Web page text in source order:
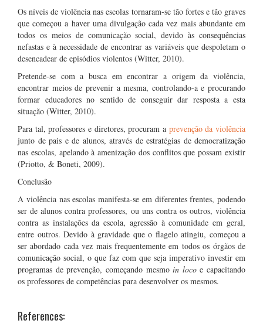
Os níveis de violência nas escolas tornaram-se tão fortes e tão graves
que começou a haver uma divulgação cada vez mais abundante em
todos os meios de comunicação social, devido às consequências
nefastas e à necessidade de encontrar as variáveis que despoletam o
desencadear de episódios violentos (Witter, 2010).
Pretende-se com a busca em encontrar a origem da violência,
encontrar meios de prevenir a mesma, controlando-a e procurando
formar educadores no sentido de conseguir dar resposta a esta
situação (Witter, 2010).
Para tal, professores e diretores, procuram a prevenção da violência
junto de pais e de alunos, através de estratégias de democratização
nas escolas, apelando à amenização dos conflitos que possam existir
(Priotto, & Boneti, 2009).
Conclusão
A violência nas escolas manifesta-se em diferentes frentes, podendo
ser de alunos contra professores, ou uns contra os outros, violência
contra as instalações da escola, agressão à comunidade em geral,
entre outros. Devido à gravidade que o flagelo atingiu, começou a
ser abordado cada vez mais frequentemente em todos os órgãos de
comunicação social, o que faz com que seja imperativo investir em
programas de prevenção, começando mesmoin locoe capacitando
os professores de competências para desenvolver os mesmos.
References: